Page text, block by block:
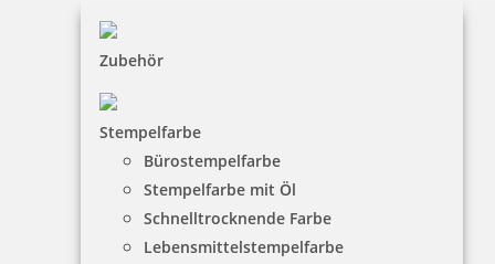
Zubehör
Stempelfarbe
Bürostempelfarbe
Stempelfarbe mit Öl
Schnelltrocknende Farbe
Lebensmittelstempelfarbe